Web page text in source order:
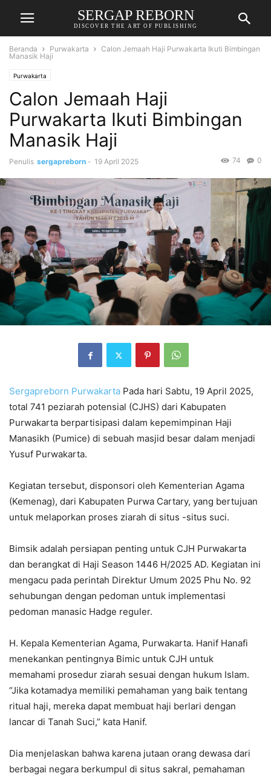
SERGAP REBORN
DISCOVER THE ART OF PUBLISHING
Beranda Purwakarta
Calon Jemaah Haji Purwakarta Ikuti Bimbingan
Manasik Haji
Purwakarta
Calon Jemaah Haji
Purwakarta Ikuti Bimbingan
Manasik Haji
Penulis sergapreborn - 19 April 2025 0
74
Sergapreborn Purwakarta Pada hari Sabtu, 19 April 2025,
total 741 peziarah potensial (CJHS) dari Kabupaten
Purwakarta berpartisipasi dalam kepemimpinan Haji
Manasikh (Pumice) di sebuah masjid besar dalam menjadi
Yusuf Purwakarta.
Kegiatan tersebut, disponsori oleh Kementerian Agama
(Kemenag), dari Kabupaten Purwa Cartary, yang bertujuan
untuk melaporkan proses ziarah di situs -situs suci.
Bimsik adalah persiapan penting untuk CJH Purwakarta
dan berangkat di Haji Season 1446 H/2025 AD. Kegiatan ini
mengacu pada perintah Direktur Umum 2025 Phu No. 92
sehubungan dengan pedoman untuk implementasi
pedoman manasic Hadge reguler.
H. Kepala Kementerian Agama, Purwakarta. Hanif Hanafi
menekankan pentingnya Bimic untuk CJH untuk
memahami prosedur ziarah sesuai dengan hukum Islam.
“Jika kotamadya memiliki pemahaman yang baik tentang
ritual haji, mereka dapat membuat haji berlari dengan
lancar di Tanah Suci,” kata Hanif.
Dia menjelaskan bahwa karena jutaan orang dewasa dari
berbagai negara berkumpul di situs sakral, pemahaman